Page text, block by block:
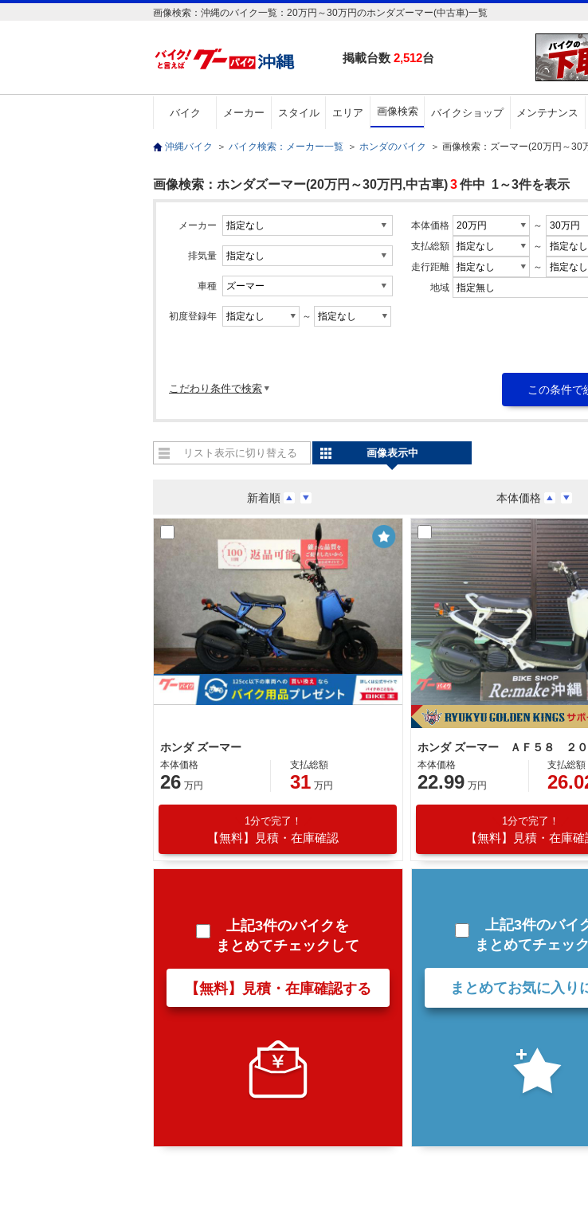
画像検索：沖縄のバイク一覧：20万円～30万円のホンダズーマー(中古車)一覧
掲載台数 2,512台
バイク メーカー スタイル エリア 画像検索 バイクショップ メンテナンス
沖縄バイク ＞ バイク検索：メーカー一覧 ＞ ホンダのバイク ＞ 画像検索：ズーマー(20万円～30
画像検索：ホンダズーマー(20万円～30万円,中古車)3件中 1～3件を表示
メーカー
排気量
車種
初度登録年 ～
本体価格
～
支払総額
～
走行距離
～
地域
こだわり条件で検索
新着順 本体価格
リスト表示に切り替える 画像表示中
ホンダ ズーマー
本体価格
26 万円
支払総額
31 万円
1分で完了！
【無料】見積・在庫確認
本体価格
22.99 万円
支払総額
1分で完了！
【無料】見積・在庫確
上記3件のバイクを
まとめてチェックして
【無料】見積・在庫確認する
上記3件のバイ
まとめてチェッ
まとめてお気に入り